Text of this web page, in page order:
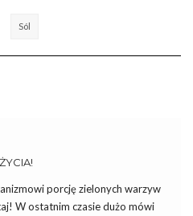
Sól
porcję zielonych warzyw
W ostatnim czasie dużo mówi